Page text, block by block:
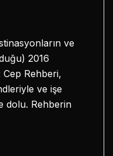
ve
2016
Rehberi,
ve işe
dolu. Rehberin